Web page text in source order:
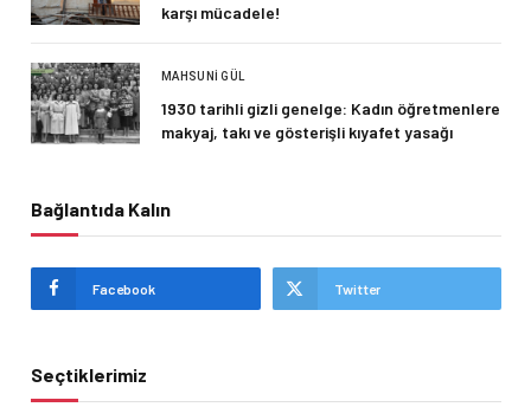
karşı mücadele!
MAHSUNI GÜL
1930 tarihli gizli genelge: Kadın öğretmenlere
makyaj, takı ve gösterişli kıyafet yasağı
Bağlantıda Kalın
Facebook Twitter
Seçtiklerimiz